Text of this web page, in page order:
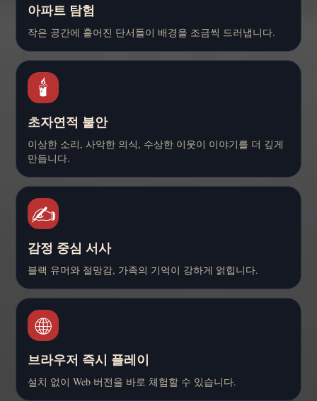
아파트 탐험
작은 공간에 흩어진 단서들이 배경을 조금씩 드러냅니다.
🕯️
초자연적 불안
이상한 소리, 사악한 의식, 수상한 이웃이 이야기를 더 깊게
만듭니다.
✍️
감정 중심 서사
블랙 유머와 절망감, 가족의 기억이 강하게 얽힙니다.
🌐
브라우저 즉시 플레이
설치 없이 Web 버전을 바로 체험할 수 있습니다.